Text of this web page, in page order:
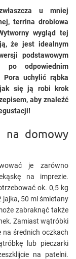
u mniej
terrina drobiowa
wygląd tej
że jest idealnym
podstawowym
po odpowiednim
Pora uchylić rąbka
się ją robi krok
aby znaleźć
na domowy
je zarówno
na imprezie.
ok. 0,5 kg
50 ml śmietany
zabraknąć także
Zamiast wątróbki
na średnich oczkach
lub pieczarki
na patelni.